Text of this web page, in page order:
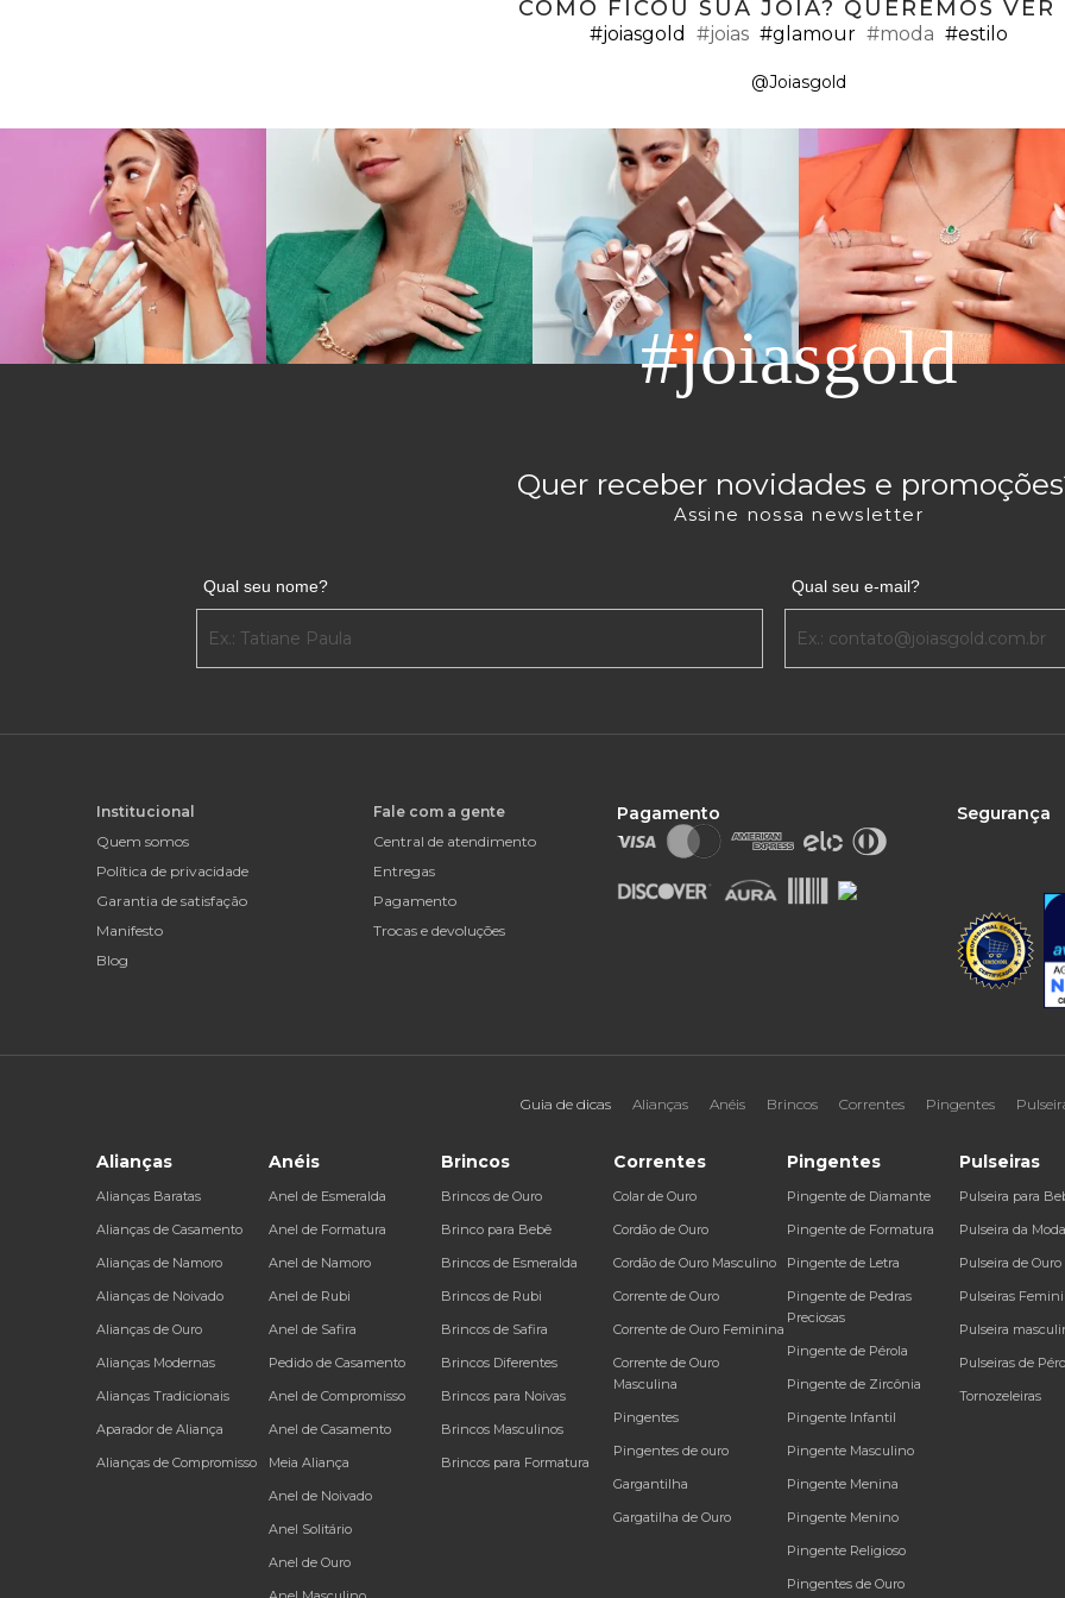
COMO FICOU SUA JÓIA? QUEREMOS VER
#joiasgold #joias #glamour #moda #estilo
@Joiasgold
#joiasgold
Quer receber novidades e
Assine nossa newsletter
Qual seu nome? Qual seu e-mail?
Institucional
Quem somos
Política de privacidade
Garantia de satisfação
Manifesto
Blog
Fale com a gente
Central de atendimento
Entregas
Pagamento
Trocas e devoluções
Pagamento Segurança
Guia de dicas Alianças Anéis Brincos Correntes Pingentes
Alianças
Alianças Baratas
Alianças de Casamento
Alianças de Namoro
Alianças de Noivado
Alianças de Ouro
Alianças Modernas
Alianças Tradicionais
Aparador de Aliança
Alianças de Compromisso
Anéis
Anel de Esmeralda
Anel de Formatura
Anel de Namoro
Anel de Rubi
Anel de Safira
Pedido de Casamento
Anel de Compromisso
Anel de Casamento
Meia Aliança
Anel de Noivado
Anel Solitário
Anel de Ouro
Brincos
Brincos de Ouro
Brinco para Bebê
Brincos de Esmeralda
Brincos de Rubi
Brincos de Safira
Brincos Diferentes
Brincos para Noivas
Brincos Masculinos
Brincos para Formatura
Correntes
Colar de Ouro
Cordão de Ouro
Cordão de Ouro Masculino
Corrente de Ouro
Corrente de Ouro Feminina
Corrente de Ouro
Masculina
Pingentes
Pingentes de ouro
Gargantilha
Gargatilha de Ouro
Pingentes
Pingente de Diamante
Pingente de Formatura
Pingente de Letra
Pingente de Pedras
Preciosas
Pingente de Pérola
Pingente de Zircônia
Pingente Infantil
Pingente Masculino
Pingente Menina
Pingente Menino
Pingente Religioso
Pingentes de Ouro
Pulseiras
Pulseira para
Pulseira da Moda
Pulseira de Ouro
Pulseiras
Pulseira
Pulseiras de
Tornozeleiras